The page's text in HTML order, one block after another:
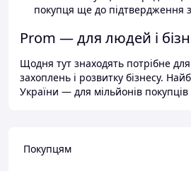
покупця ще до підтвердження
Prom — для людей і
Щодня тут знаходять потрібне
захоплень і розвитку бізнесу.
України — для мільйонів покупців
Покупцям